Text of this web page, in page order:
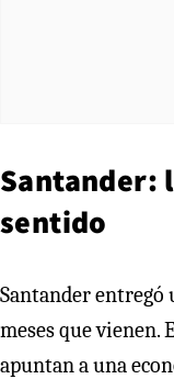
Santander:
sentido
Santander entregó
meses que vienen.
apuntan a una